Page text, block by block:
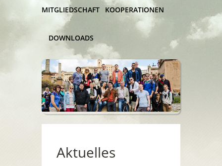
MITGLIEDSCHAFT KOOPERATIONEN
DOWNLOADS
Aktuelles